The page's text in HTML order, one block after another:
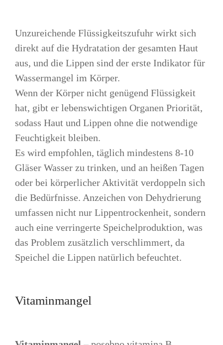
Unzureichende Flüssigkeitszufuhr wirkt sich
direkt auf die Hydratation der gesamten Haut
aus, und die Lippen sind der erste Indikator für
Wassermangel im Körper.
Wenn der Körper nicht genügend Flüssigkeit
hat, gibt er lebenswichtigen Organen Priorität,
sodass Haut und Lippen ohne die notwendige
Feuchtigkeit bleiben.
Es wird empfohlen, täglich mindestens 8-10
Gläser Wasser zu trinken, und an heißen Tagen
oder bei körperlicher Aktivität verdoppeln sich
die Bedürfnisse. Anzeichen von Dehydrierung
umfassen nicht nur Lippentrockenheit, sondern
auch eine verringerte Speichelproduktion, was
das Problem zusätzlich verschlimmert, da
Speichel die Lippen natürlich befeuchtet.
Vitaminmangel